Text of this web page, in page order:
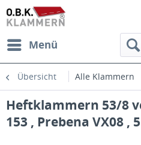
Menü
Übersicht Alle Klammern
Heftklammern 53/8
153 , Prebena VX08 ,